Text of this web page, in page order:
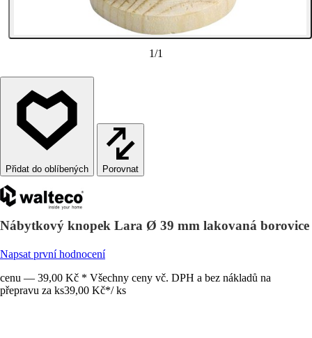
1/1
Porovnat
Nábytkový knopek Lara Ø 39 mm lakovaná borovice
Napsat první hodnocení
cenu — 39,00 Kč * Všechny ceny vč. DPH a bez nákladů na
přepravu za ks39,00 Kč*/ ks